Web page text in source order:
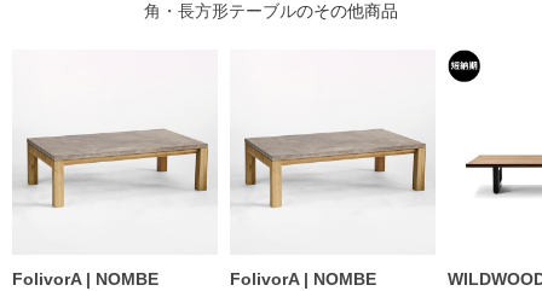
角・長方形テーブルのその他商品
FolivorA | NOMBE
FolivorA | NOMBE